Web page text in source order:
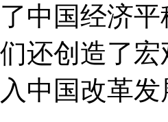
中国经济
还创造了
中国改革